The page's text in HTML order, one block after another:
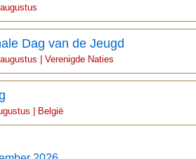
Dag van de Jeugd
| Verenigde Naties
| België